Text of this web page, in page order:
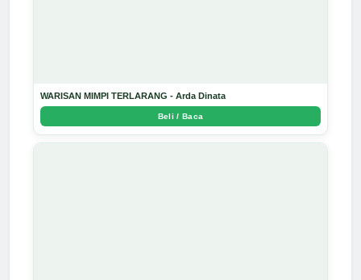
WARISAN MIMPI TERLARANG - Arda Dinata
Beli / Baca